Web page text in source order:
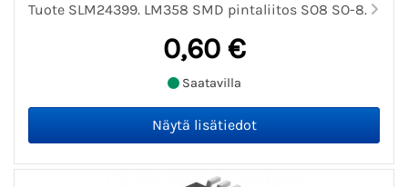
Tuote SLM24399. LM358 SMD pintaliitos SO8 SO-8.
0,60 €
Saatavilla